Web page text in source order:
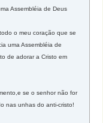
Assembléia de Deus
o meu coração que se
uma Assembléia de
de adorar a Cristo em
se o senhor não for
nas unhas do anti-cristo!